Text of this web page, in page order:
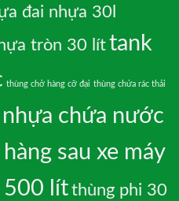
đai nhựa 30l
tròn 30 líttank
thùng chở hàng cỡ đại thùng chứa rác thải
chứa nước
sau xe máy
500 lítthùng phi 30